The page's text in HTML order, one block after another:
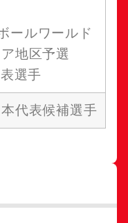
ールワールド
地区予選
選手
代表候補選手